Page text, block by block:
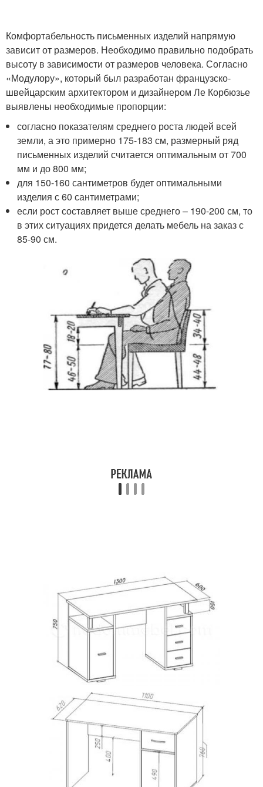
Комфортабельность письменных изделий напрямую
зависит от размеров. Необходимо правильно подобрать
высоту в зависимости от размеров человека. Согласно
«Модулору», который был разработан французско-
швейцарским архитектором и дизайнером Ле Корбюзье
выявлены необходимые пропорции:
согласно показателям среднего роста людей всей
земли, а это примерно 175-183 см, размерный ряд
письменных изделий считается оптимальным от 700
мм и до 800 мм;
для 150-160 сантиметров будет оптимальными
изделия с 60 сантиметрами;
если рост составляет выше среднего – 190-200 см, то
в этих ситуациях придется делать мебель на заказ с
85-90 см.